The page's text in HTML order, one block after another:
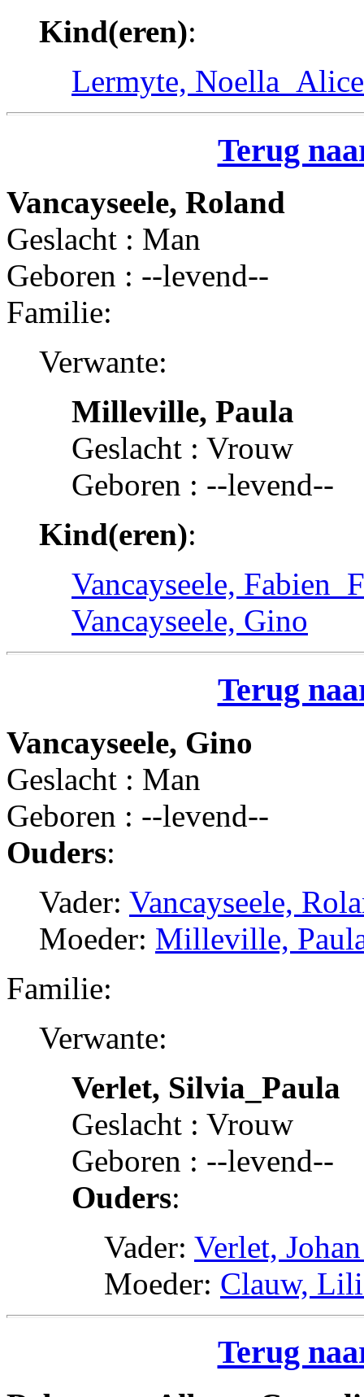
Kind(eren):
Lermyte, Noella_Alice
Terug
Vancayseele, Roland
Geslacht : Man
Geboren : --levend--
Familie:
Verwante:
Milleville, Paula
Geslacht : Vrouw
Geboren : --levend--
Kind(eren):
Vancayseele,
Vancayseele, Gino
Terug
Vancayseele, Gino
Geslacht : Man
Geboren : --levend--
Ouders:
Vader: Vancayseele,
Moeder: Milleville,
Familie:
Verwante:
Verlet, Silvia_Paula
Geslacht : Vrouw
Geboren : --levend--
Ouders:
Vader: Verlet,
Moeder: Clauw,
Terug